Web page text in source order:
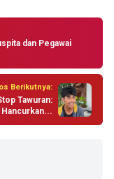
dan Pegawai
Berikutnya:
Tawuran:
Hancurkan...